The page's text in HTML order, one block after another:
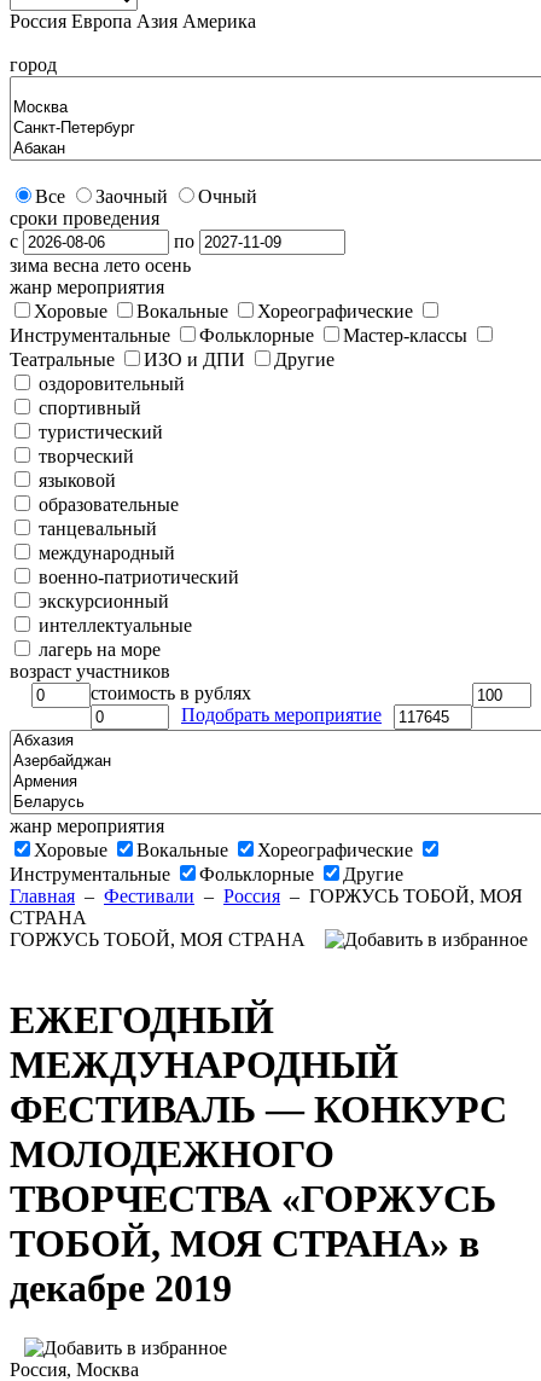
Россия Европа Азия Америка
город
Все Заочный
Очный
сроки проведения
с
по
зима весна лето осень
жанр мероприятия
Хоровые
Вокальные
Хореографические
Инструментальные
Фольклорные
Мастер-классы
Театральные
ИЗО и ДПИ
Другие
оздоровительный
спортивный
туристический
творческий
языковой
образовательные
танцевальный
международный
военно-патриотический
экскурсионный
интеллектуальные
лагерь на море
возраст участников
стоимость в рублях
Подобрать мероприятие
жанр мероприятия
Хоровые
Вокальные
Хореографические
Инструментальные
Фольклорные
Другие
Главная – Фестивали – Россия – ГОРЖУСЬ ТОБОЙ, МОЯ
СТРАНА
ГОРЖУСЬ ТОБОЙ, МОЯ СТРАНА
ЕЖЕГОДНЫЙ
МЕЖДУНАРОДНЫЙ
ФЕСТИВАЛЬ — КОНКУРС
МОЛОДЕЖНОГО
ТВОРЧЕСТВА «ГОРЖУСЬ
ТОБОЙ, МОЯ СТРАНА» в
декабре 2019
Россия, Москва